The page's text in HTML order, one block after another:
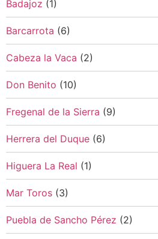
Badajoz (1)
Barcarrota (6)
Cabeza la Vaca (2)
Don Benito (10)
Fregenal de la Sierra (9)
Herrera del Duque (6)
Higuera La Real (1)
Mar Toros (3)
Puebla de Sancho Pérez (2)